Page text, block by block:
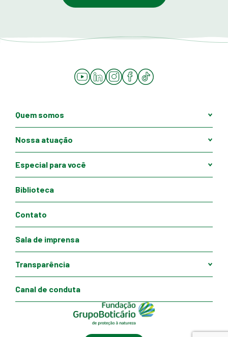
YouTube
LinkedInInstagramFacebook
Tiktok
Quem somos
Nossa atuação
Especial para você
Biblioteca
Contato
Sala de imprensa
Transparência
Canal de conduta